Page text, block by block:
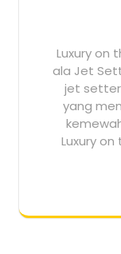
Luxury on
ala Jet
jet setter
yang
Luxury